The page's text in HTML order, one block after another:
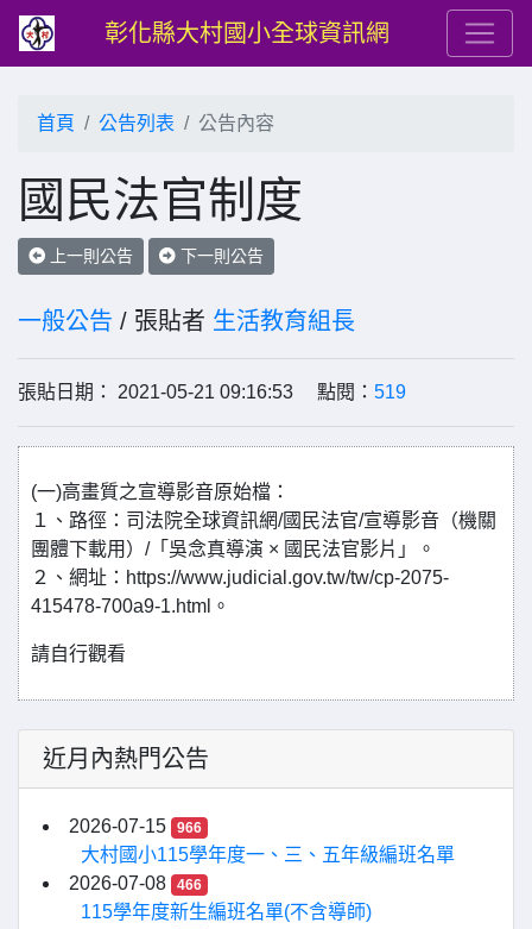
彰化縣大村國小全球資訊網
首頁 公告列表 公告內容
國民法官制度
上一則公告 下一則公告
一般公告 / 張貼者 生活教育組長
張貼日期： 2021-05-21 09:16:53 點閱： 519
(一)高畫質之宣導影音原始檔：
１、路徑：司法院全球資訊網/國民法官/宣導影音（機關
團體下載用）/「吳念真導演 × 國民法官影片」。
２、網址：https://www.judicial.gov.tw/tw/cp-2075-
415478-700a9-1.html。
請自行觀看
近月內熱門公告
2026-07-15 966
大村國小115學年度一、三、五年級編班名單
2026-07-08
466
115學年度新生編班名單(不含導師)